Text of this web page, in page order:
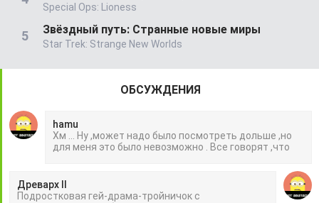
Special Ops: Lioness
Звёздный путь: Странные новые миры
Star Trek: Strange New Worlds
ОБСУЖДЕНИЯ
hamu
Хм ... Ну ,может надо было посмотреть дольше ,но
для меня это было невозможно . Все говорят ,что
Древарх II
Подростковая гей-драма-тройничок с